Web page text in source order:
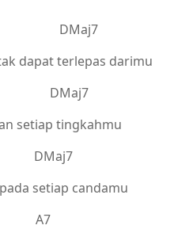
DMaj7
dapat terlepas darimu
DMaj7
setiap tingkahmu
DMaj7
setiap candamu
A7